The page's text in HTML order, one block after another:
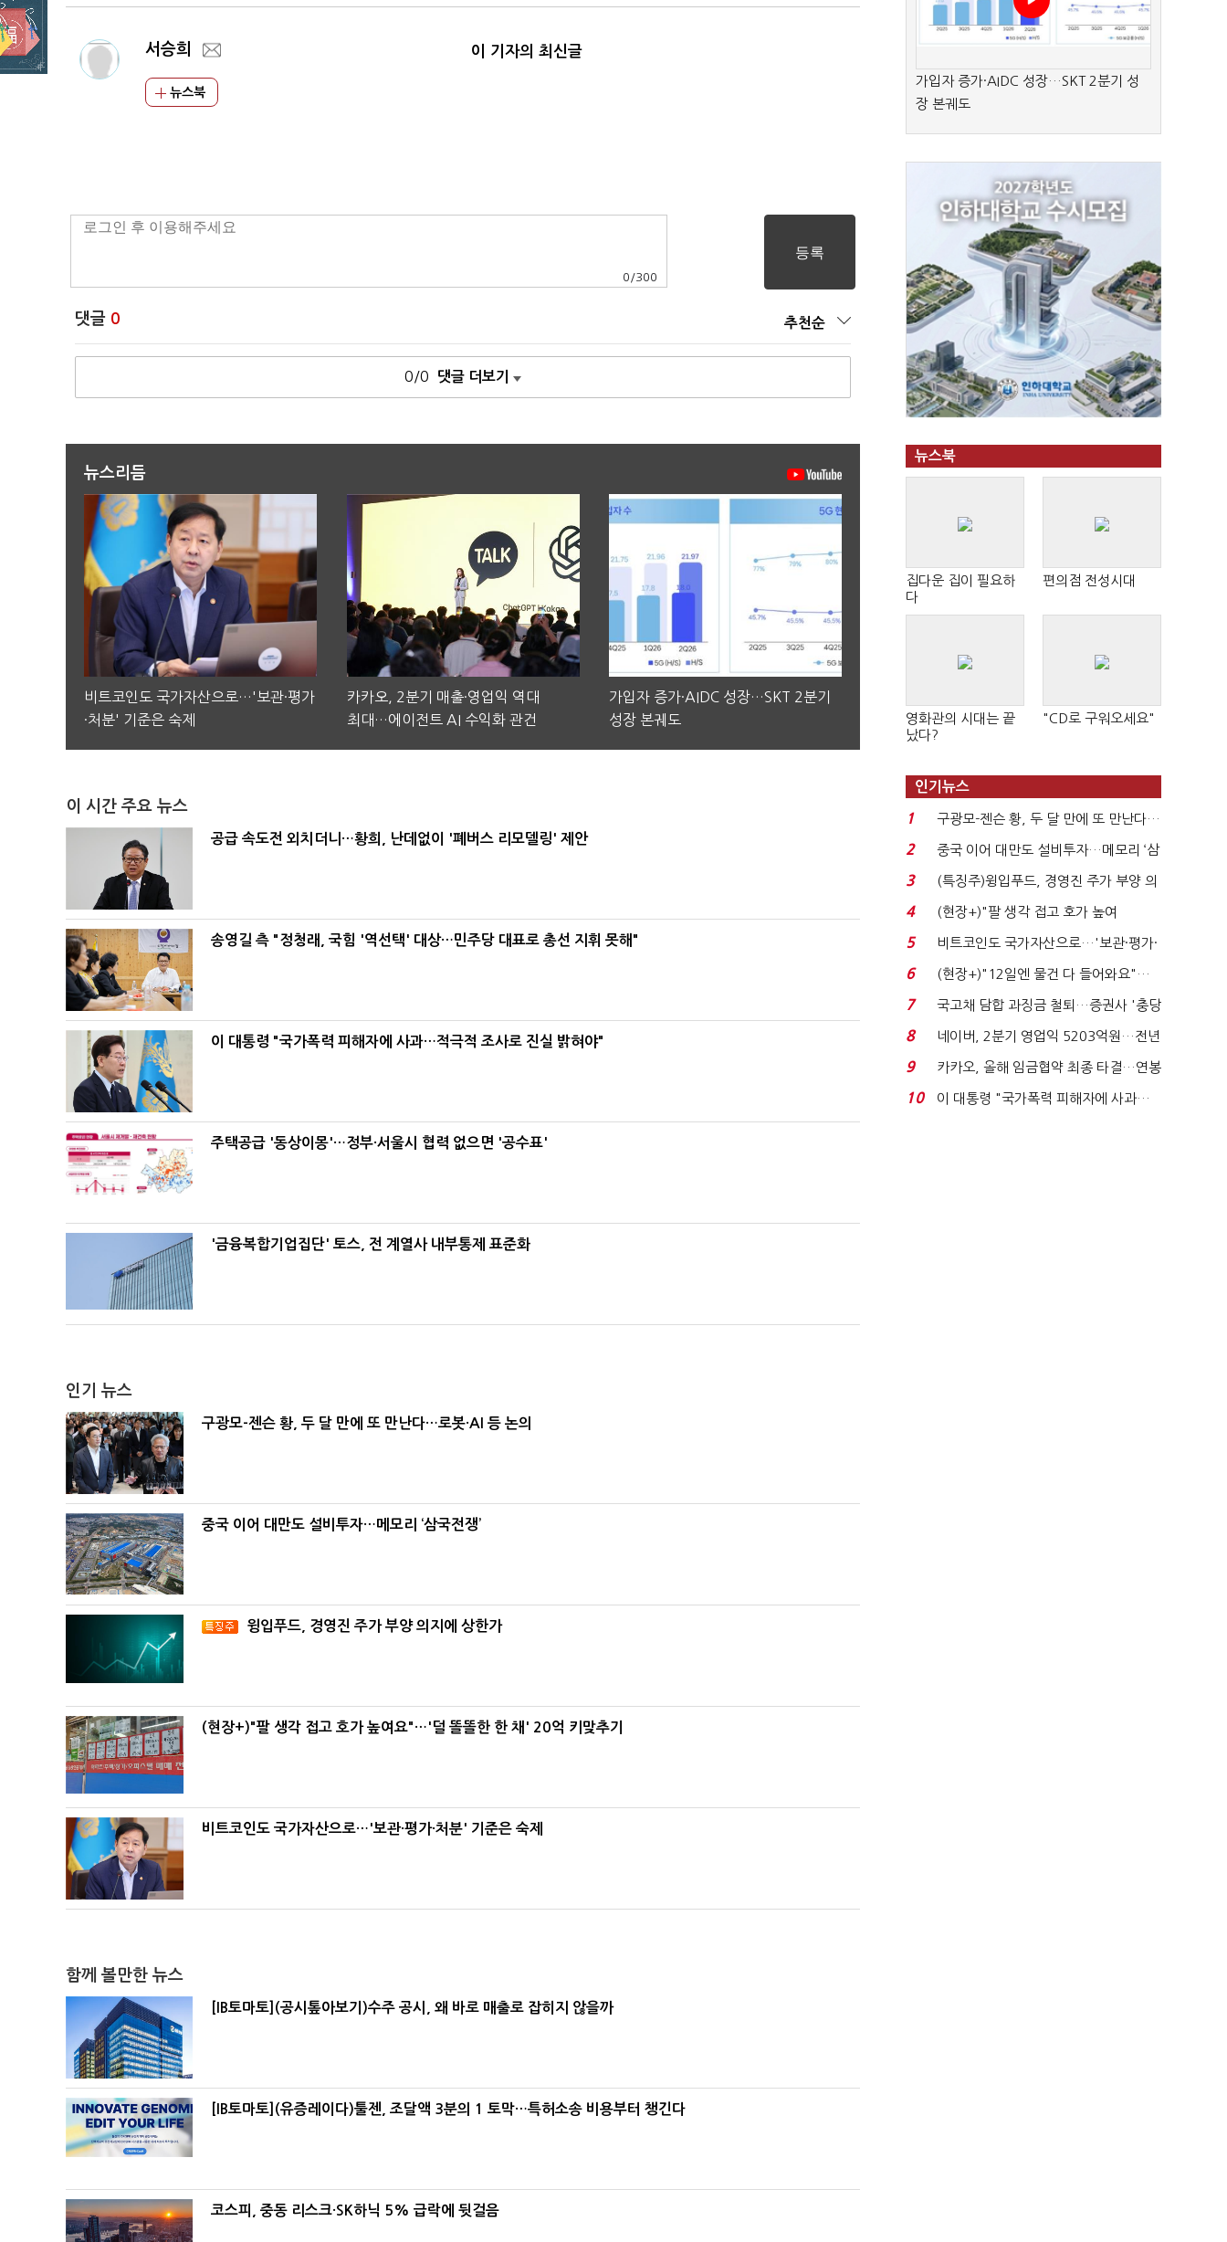
서승희
뉴스북
이 기자의 최신글
0 /300
댓글 0 추천순
0/0 댓글 더보기
뉴스리듬
비트코인도 국가자산으로…'보관·평가
·처분' 기준은 숙제
카카오, 2분기 매출·영업익 역대
최대…에이전트 AI 수익화 관건
가입자 증가·AIDC 성장…SKT 2분기
성장 본궤도
이 시간 주요 뉴스
공급 속도전 외치더니…황희, 난데없이 '폐버스 리모델링' 제안
송영길 측 "정청래, 국힘 '역선택' 대상…민주당 대표로 총선 지휘 못해"
이 대통령 "국가폭력 피해자에 사과…적극적 조사로 진실 밝혀야"
주택공급 '동상이몽'…정부·서울시 협력 없으면 '공수표'
'금융복합기업집단' 토스, 전 계열사 내부통제 표준화
인기 뉴스
구광모-젠슨 황, 두 달 만에 또 만난다…로봇·AI 등 논의
중국 이어 대만도 설비투자…메모리 ‘삼국전쟁’
윙입푸드, 경영진 주가 부양 의지에 상한가
(현장+)"팔 생각 접고 호가 높여요"…'덜 똘똘한 한 채' 20억 키맞추기
비트코인도 국가자산으로…'보관·평가·처분' 기준은 숙제
함께 볼만한 뉴스
[IB토마토](공시톺아보기)수주 공시, 왜 바로 매출로 잡히지 않을까
[IB토마토](유증레이다)툴젠, 조달액 3분의 1 토막…특허소송 비용부터 챙긴다
코스피, 중동 리스크·SK하닉 5% 급락에 뒷걸음
가입자 증가·AIDC 성장…SKT 2분기 성
장 본궤도
뉴스북
집다운 집이 필요하
다
편의점 전성시대
영화관의 시대는 끝
났다?
"CD로 구워오세요"
인기뉴스
1
구광모-젠슨 황, 두 달 만에 또 만난다…
로봇·AI 등 논...
2
중국 이어 대만도 설비투자…메모리 ‘삼
국전쟁’
3
(특징주)윙입푸드, 경영진 주가 부양 의
지에 상한가...
4
(현장+)"팔 생각 접고 호가 높여
요"…'덜 똘똘한 한 채' 20...
5
비트코인도 국가자산으로…'보관·평가·
처분' 기준은 ...
6
(현장+)"12일엔 물건 다 들어와요"…
빈 매대 채우며 문 연 ...
7
국고채 담합 과징금 철퇴…증권사 '충당
금 폭탄' 우려...
8
네이버, 2분기 영업익 5203억원…전년
비 0.2% 감소...
9
카카오, 올해 임금협약 최종 타결…연봉
6.3% 인상·격려...
10
이 대통령 "국가폭력 피해자에 사과…